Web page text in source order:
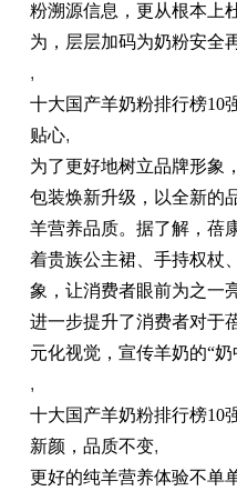
粉溯源信息，更从根本上
为，层层加码为奶粉安全
,
十大国产羊奶粉排行榜10
贴心,
为了更好地树立品牌形象
包装焕新升级，以全新的
羊营养品质。据了解，蓓
着贵族公主裙、手持权杖
象，让消费者眼前为之一
进一步提升了消费者对于
元化视觉，宣传羊奶的“奶
,
十大国产羊奶粉排行榜10
新颜，品质不变,
更好的纯羊营养体验不单